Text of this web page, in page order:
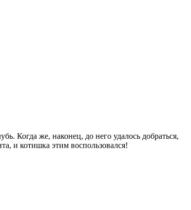
Когда же, наконец, до него удалось добраться,
и котишка этим воспользовался!